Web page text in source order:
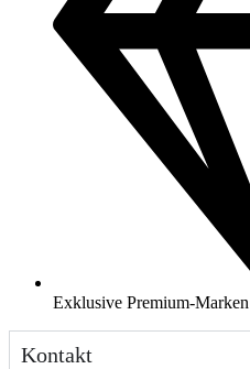
Exklusive Premium-Marken
Kontakt